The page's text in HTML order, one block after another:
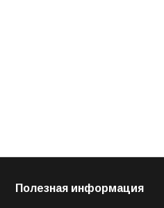
Полезная информация